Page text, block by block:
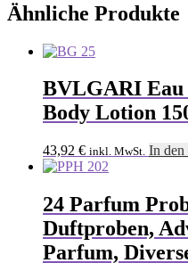
Ähnliche Produkte
BVLGARI Eau
Body Lotion
43,92 € inkl. MwSt. In den
24 Parfum
Duftproben,
Parfum,